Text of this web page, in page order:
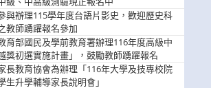
與辦理115學年度台語片影史，歡迎歷史科
教師踴躍報名參加
育部國民及學前教育署辦理116年度高級中
獎初選實施計畫」，鼓勵教師踴躍報名
長教育協會為辦理「116年大學及技專校院
生升學輔導家長說明會」